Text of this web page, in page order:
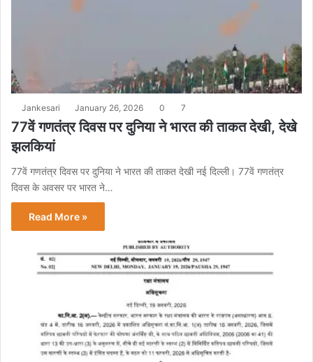
Jankesari January 26, 2026 0 7
77वें गणतंत्र दिवस पर दुनिया ने भारत की ताकत देखी, देखे
झलकियां
77वें गणतंत्र दिवस पर दुनिया ने भारत की ताकत देखी नई दिल्ली। 77वें गणतंत्र
दिवस के अवसर पर भारत ने…
Read More »